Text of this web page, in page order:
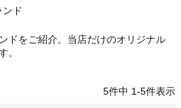
ド
ドをご紹介。当店だけのオリジナル
。
5件中 1-5件表示